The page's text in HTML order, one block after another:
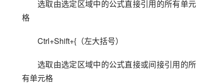
选取由选定区域中的公式直接引用的所有单元
格
Ctrl+Shift+{（左大括号）
选取由选定区域中的公式直接或间接引用的所
有单元格